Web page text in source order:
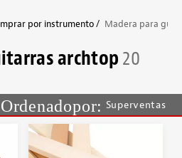
por instrumento Madera para
archtop20
Superventas